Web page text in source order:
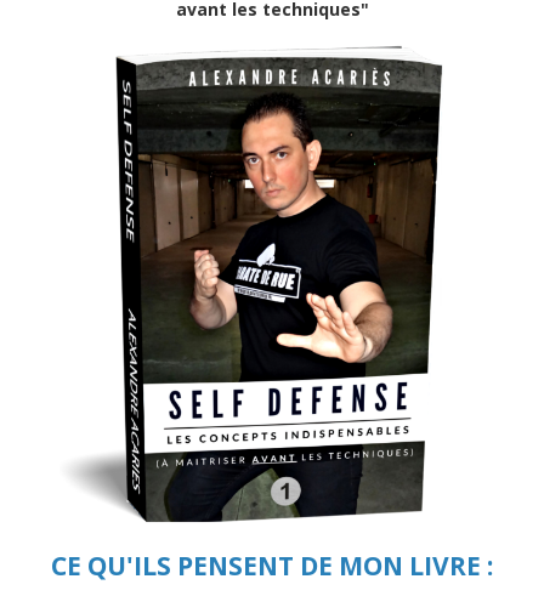
avant les techniques"
CE QU'ILS PENSENT DE MON LIVRE :